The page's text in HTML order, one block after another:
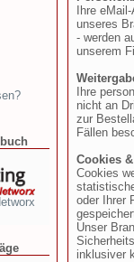
Ihre
unseres
- werden
unserem
Ihre
nicht an
zur
Fällen
Cookies
Cookies
oder Ihrer
Unser
inklusiver